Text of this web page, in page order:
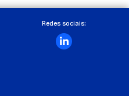
Redes sociais: